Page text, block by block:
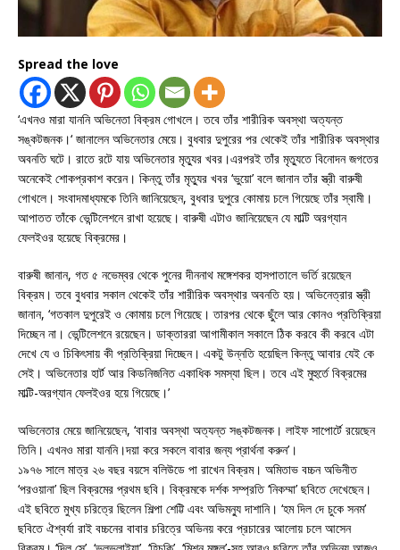
Spread the love
‘এখনও মারা যাননি অভিনেতা বিক্রম গোখলে। তবে তাঁর শারীরিক অবস্থা অত্যন্ত
সঙ্কটজনক।‘ জানালেন অভিনেতার মেয়ে। বুধবার দুপুরের পর থেকেই তাঁর শারীরিক অবস্থার
অবনতি ঘটে। রাতে রটে যায় অভিনেতার মৃত্যুর খবর।এরপরই তাঁর মৃত্যুতে বিনোদন জগতের
অনেকেই শোকপ্রকাশ করেন। কিন্তু তাঁর মৃত্যুর খবর ‘ভুয়ো’ বলে জানান তাঁর স্ত্রী বারুষী
গোখলে। সংবাদমাধ্যমকে তিনি জানিয়েছেন, বুধবার দুপুরে কোমায় চলে গিয়েছে তাঁর স্বামী।
আপাতত তাঁকে ভেন্টিলেশনে রাখা হয়েছে। বারুষী এটাও জানিয়েছেন যে মাল্টি অরগ্যান
ফেলইওর হয়েছে বিক্রমের।
বারুষী জানান, গত ৫ নভেম্বর থেকে পুনের দীননাথ মঙ্গেশকর হাসপাতালে ভর্তি রয়েছেন
বিক্রম। তবে বুধবার সকাল থেকেই তাঁর শারীরিক অবস্থার অবনতি হয়। অভিনেত্রার স্ত্রী
জানান, ‘গতকাল দুপুরেই ও কোমায় চলে গিয়েছে। তারপর থেকে ছুঁলে আর কোনও প্রতিক্রিয়া
দিচ্ছেন না। ভেন্টিলেশনে রয়েছেন। ডাক্তাররা আগামীকাল সকালে ঠিক করবে কী করবে এটা
দেখে যে ও চিকিৎসায় কী প্রতিক্রিয়া দিচ্ছেন। একটু উন্নতি হয়েছিল কিন্তু আবার যেই কে
সেই। অভিনেতার হার্ট আর কিডনিজনিত একাধিক সমস্যা ছিল। তবে এই মুহুর্তে বিক্রমের
মাল্টি-অরগ্যান ফেলইওর হয়ে গিয়েছে।’
অভিনেতার মেয়ে জানিয়েছেন, ‘বাবার অবস্থা অত্যন্ত সঙ্কটজনক। লাইফ সাপোর্টে রয়েছেন
তিনি। এখনও মারা যাননি।দয়া করে সকলে বাবার জন্য প্রার্থনা করুন’।
১৯৭৬ সালে মাত্র ২৬ বছর বয়সে বলিউডে পা রাখেন বিক্রম। অমিতাভ বচ্চন অভিনীত
‘পরওয়ানা’ ছিল বিক্রমের প্রথম ছবি। বিক্রমকে দর্শক সম্প্রতি ‘নিকম্মা’ ছবিতে দেখেছেন।
এই ছবিতে মুখ্য চরিত্রে ছিলেন শিল্পা শেট্টি এবং অভিমন্যু দাশানি। ‘হম দিল দে চুকে সনম’
ছবিতে ঐশ্বর্যা রাই বচ্চনের বাবার চরিত্রে অভিনয় করে প্রচারের আলোয় চলে আসেন